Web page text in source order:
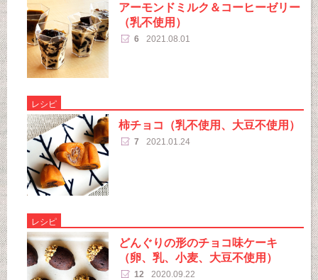
アーモンドミルク＆コーヒーゼリー
（乳不使用）
6 2021.08.01
レシピ
柿チョコ（乳不使用、大豆不使用）
7 2021.01.24
レシピ
どんぐりの形のチョコ味ケーキ
（卵、乳、小麦、大豆不使用）
12 2020.09.22